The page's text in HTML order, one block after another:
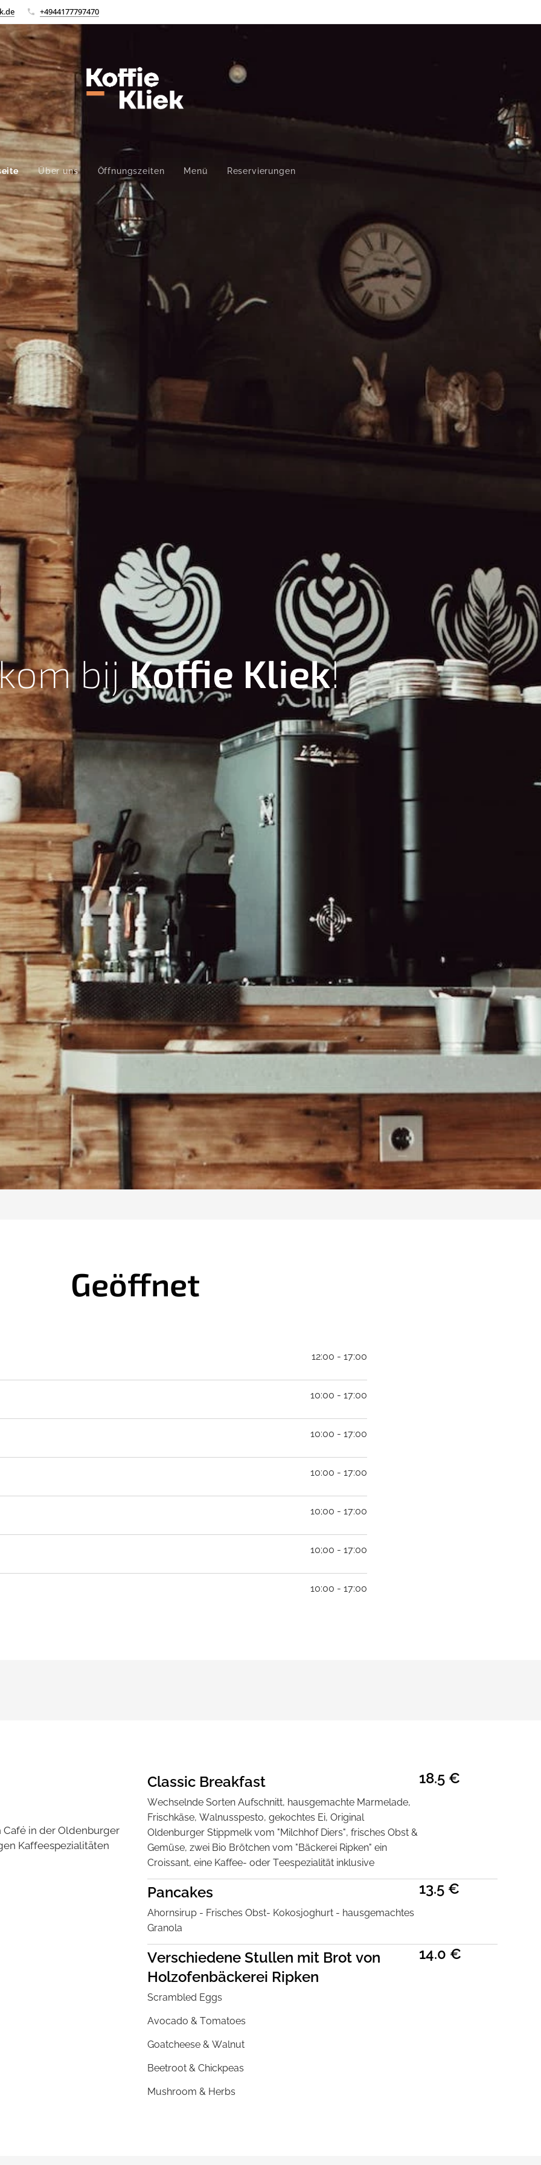
+4944177797470
Über uns Öffnungszeiten Menü Reservierungen
bijKoffie Kliek!
Geöffnet
12:00 - 17:00
10:00 - 17:00
10:00 - 17:00
10:00 - 17:00
10;00 - 17:00
10;00 - 17:00
10:00 - 17:00
in der Oldenburger
Kaffeespezialitäten
Classic Breakfast
Wechselnde Sorten Aufschnitt, hausgemachte Marmelade,
Frischkäse, Walnusspesto, gekochtes Ei, Original
Oldenburger Stippmelk vom "Milchhof Diers", frisches Obst &
Gemüse, zwei Bio Brötchen vom "Bäckerei Ripken" ein
Croissant, eine Kaffee- oder Teespezialität inklusive
18.5 €
Pancakes
Ahornsirup - Frisches Obst- Kokosjoghurt - hausgemachtes
Granola
13.5 €
Verschiedene Stullen mit Brot von
Holzofenbäckerei Ripken
Scrambled Eggs
Avocado & Tomatoes
Goatcheese & Walnut
Beetroot & Chickpeas
Mushroom & Herbs
14.0 €